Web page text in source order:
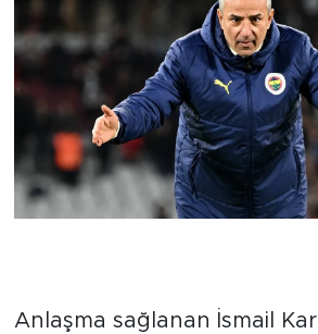
Anlaşma sağlanan İsmail